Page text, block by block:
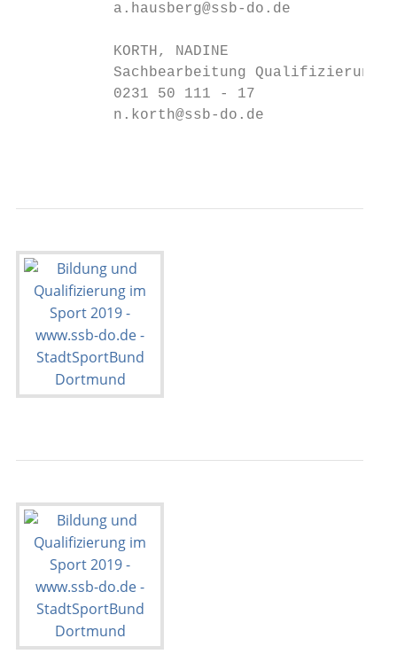
           a.hausberg@ssb-do.de
           KORTH, NADINE
           Sachbearbeitung Qualifizierung
           0231 50 111 - 17
           n.korth@ssb-do.de